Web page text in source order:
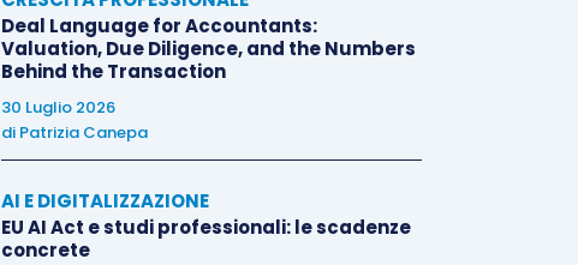
Deal Language for Accountants:
Valuation, Due Diligence, and the Numbers
Behind the Transaction
30 Luglio 2026
di Patrizia Canepa
AI E DIGITALIZZAZIONE
EU AI Act e studi professionali: le scadenze
concrete